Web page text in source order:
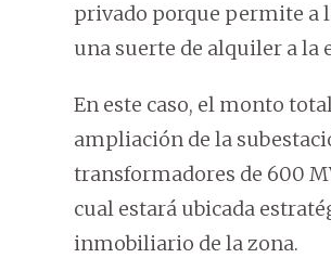
privado porque permite a
una suerte de alquiler a
En este caso, el monto
ampliación de la
transformadores de 600
cual estará ubicada
inmobiliario de la zona.